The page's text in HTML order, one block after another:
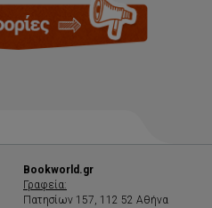
Bookworld.gr
Γραφεία:
Πατησίων 157, 112 52 Αθήνα